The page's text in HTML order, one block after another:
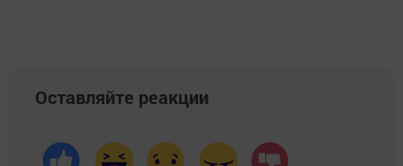
Оставляйте реакции